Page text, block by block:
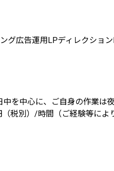
グ広告運用LPディレクション
を中心に、ご自身の作業
税別）/時間（ご経験等によ